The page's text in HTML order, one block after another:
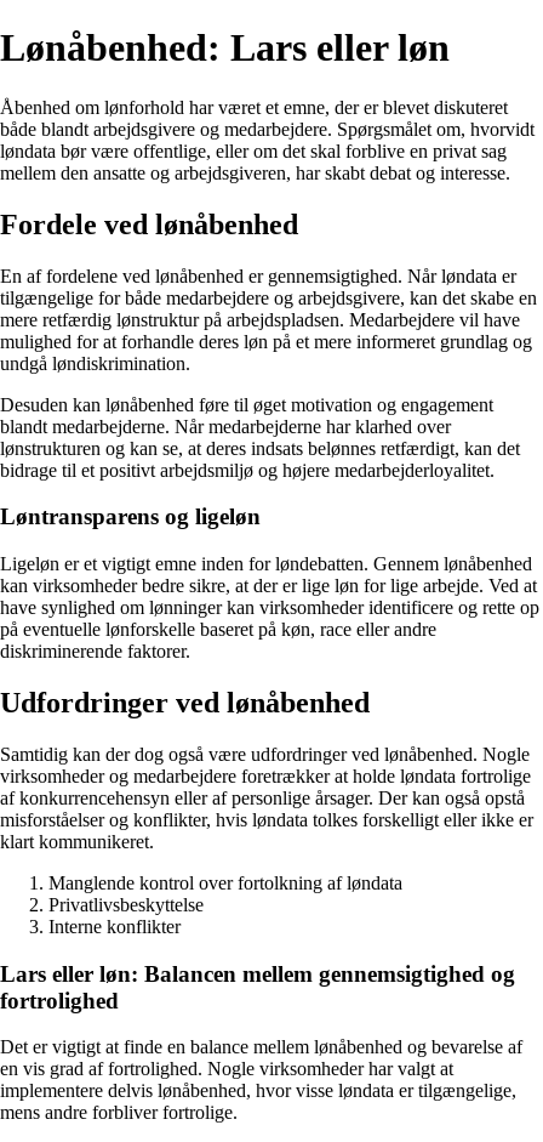
Lønåbenhed: Lars eller løn
Åbenhed om lønforhold har været et emne, der er blevet diskuteret
både blandt arbejdsgivere og medarbejdere. Spørgsmålet om, hvorvidt
løndata bør være offentlige, eller om det skal forblive en privat sag
mellem den ansatte og arbejdsgiveren, har skabt debat og interesse.
Fordele ved lønåbenhed
En af fordelene ved lønåbenhed er gennemsigtighed. Når løndata er
tilgængelige for både medarbejdere og arbejdsgivere, kan det skabe en
mere retfærdig lønstruktur på arbejdspladsen. Medarbejdere vil have
mulighed for at forhandle deres løn på et mere informeret grundlag og
undgå løndiskrimination.
Desuden kan lønåbenhed føre til øget motivation og engagement
blandt medarbejderne. Når medarbejderne har klarhed over
lønstrukturen og kan se, at deres indsats belønnes retfærdigt, kan det
bidrage til et positivt arbejdsmiljø og højere medarbejderloyalitet.
Løntransparens og ligeløn
Ligeløn er et vigtigt emne inden for løndebatten. Gennem lønåbenhed
kan virksomheder bedre sikre, at der er lige løn for lige arbejde. Ved at
have synlighed om lønninger kan virksomheder identificere og rette op
på eventuelle lønforskelle baseret på køn, race eller andre
diskriminerende faktorer.
Udfordringer ved lønåbenhed
Samtidig kan der dog også være udfordringer ved lønåbenhed. Nogle
virksomheder og medarbejdere foretrækker at holde løndata fortrolige
af konkurrencehensyn eller af personlige årsager. Der kan også opstå
misforståelser og konflikter, hvis løndata tolkes forskelligt eller ikke er
klart kommunikeret.
Manglende kontrol over fortolkning af løndata
Privatlivsbeskyttelse
Interne konflikter
Lars eller løn: Balancen mellem gennemsigtighed og
fortrolighed
Det er vigtigt at finde en balance mellem lønåbenhed og bevarelse af
en vis grad af fortrolighed. Nogle virksomheder har valgt at
implementere delvis lønåbenhed, hvor visse løndata er tilgængelige,
mens andre forbliver fortrolige.